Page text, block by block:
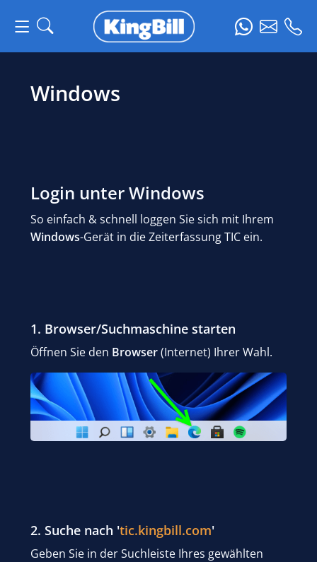
Windows
Login unter Windows
So einfach & schnell loggen Sie sich mit Ihrem
Windows-Gerät in die Zeiterfassung TIC ein.
1. Browser/Suchmaschine starten
Öffnen Sie den Browser(Internet) Ihrer Wahl.
2. Suche nach 'tic.kingbill.com'
Geben Sie in der Suchleiste Ihres gewählten